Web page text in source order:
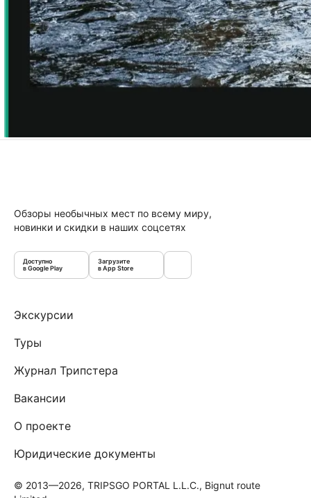
Обзоры необычных мест по всему миру,
новинки и скидки в наших соцсетях
Доступно
в Google Play
Загрузите
в App Store
Экскурсии
Туры
Журнал Трипстера
Вакансии
О проекте
Юридические документы
© 2013—2026, TRIPSGO PORTAL L.L.C., Bignut route